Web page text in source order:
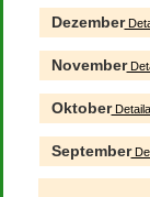
Dezember
November
Oktober
September